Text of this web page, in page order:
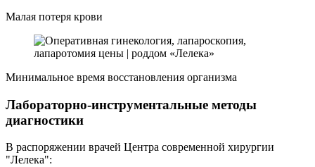
Малая потеря крови
Минимальное время восстановления организма
Лабораторно-инструментальные методы
диагностики
В распоряжении врачей Центра современной хирургии
"Лелека":